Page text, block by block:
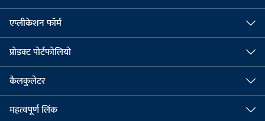
एप्लीकेशन फॉर्म
प्रोडक्ट पोर्टफोलियो
कैलकुलेटर
महत्वपूर्ण लिंक